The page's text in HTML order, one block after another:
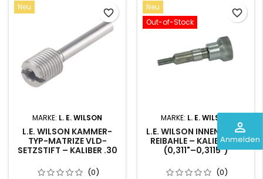
perm_identity
Anmelden
Neu
MARKE: L. E. WILSON
L.E. WILSON KAMMER-
TYP-MATRIZE VLD-
SETZSTIFT – KALIBER .30
(0)
favorite_border
Neu
Out-of-Stock
MARKE: L. E. WILSON
L.E. WILSON INNENHALS-
REIBAHLE – KALIBER 30
(0,311"–0,3115")
(0)
favorite_border